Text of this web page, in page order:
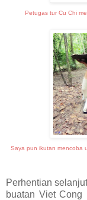
Petugas tur Cu Chi
Saya pun ikutan mencoba
Perhentian
buatan Viet Cong